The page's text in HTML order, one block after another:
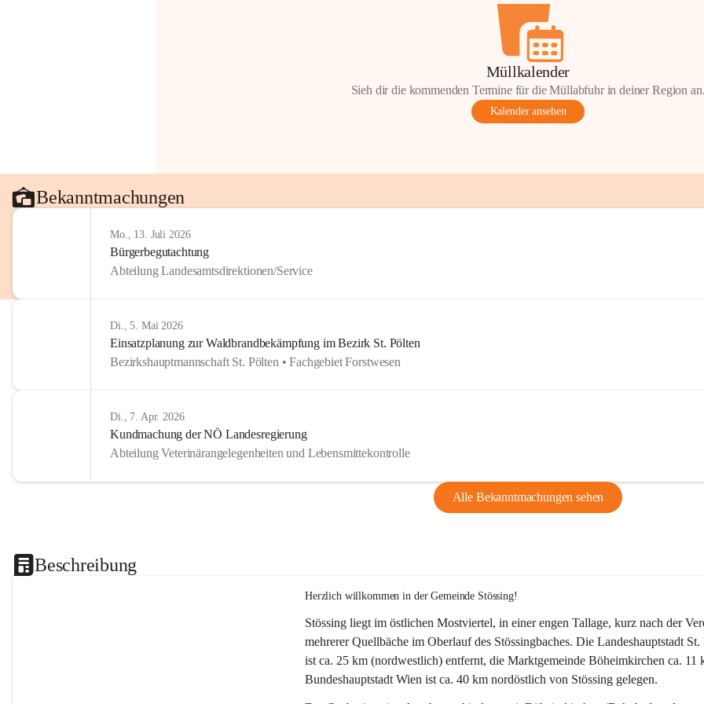
Müllkalender
Sieh dir die kommenden Termine für die Müllabfuhr in deiner Region
Kalender ansehen
Bekanntmachungen
Mo., 13. Juli 2026
Bürgerbegutachtung
Abteilung Landesamtsdirektionen/Service
Di., 5. Mai 2026
Einsatzplanung zur Waldbrandbekämpfung im Bezirk St. Pölten
Bezirkshauptmannschaft St. Pölten • Fachgebiet Forstwesen
Di., 7. Apr. 2026
Kundmachung der NÖ Landesregierung
Abteilung Veterinärangelegenheiten und Lebensmittekontrolle
Alle Bekanntmachungen sehen
Beschreibung
Herzlich willkommen in der Gemeinde Stössing!
Stössing liegt im östlichen Mostviertel, in einer engen Tallage, kurz nach der
mehrerer Quellbäche im Oberlauf des Stössingbaches. Die Landeshauptstadt
ist ca. 25 km (nordwestlich) entfernt, die Marktgemeinde Böheimkirchen ca.
Bundeshauptstadt Wien ist ca. 40 km nordöstlich von Stössing gelegen.